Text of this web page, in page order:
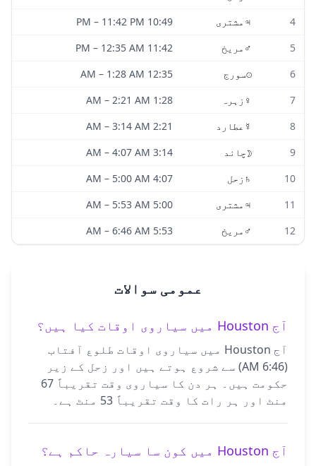
4
♃ مشتری 10:49 PM
– 11:42 PM
5
♂ مریخ 11:42 PM
– 12:35 AM
6
☉سورج 12:35 AM
– 1:28 AM
7
♀ زہرہ 1:28 AM
– 2:21 AM
8
☿ عطارد 2:21 AM
– 3:14 AM
9
☽چاند 3:14 AM
– 4:07 AM
10
♄ زحل 4:07 AM
– 5:00 AM
11
♃ مشتری 5:00 AM
– 5:53 AM
12
♂ مریخ 5:53 AM
– 6:46 AM
عمومی سوالات
آج Houston میں سیاروی اوقات کیا ہیں؟
آج Houston میں سیاروی اوقات طلوع آفتاب
(6:46 AM) سے شروع ہوتے ہیں اور زحل کے زیر
حکومت ہیں۔ ہر دن کا سیاروی وقت تقریباً 67
منٹ اور ہر رات کا وقت تقریباً 53 منٹ ہے۔
آج Houston میں کون سا سیارہ حاکم ہے؟